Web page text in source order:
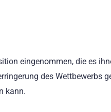
eingenommen, die es
des Wettbewerbs
kann.